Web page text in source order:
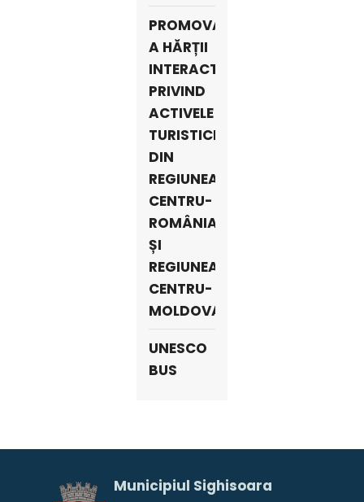
PROMOVARE
A HĂRȚII
INTERACTIVE
PRIVIND
ACTIVELE
TURISTICE
DIN
REGIUNEA
CENTRU-
ROMÂNIA
ȘI
REGIUNEA
CENTRU-
MOLDOVA
UNESCO
BUS
Municipiul Sighisoara